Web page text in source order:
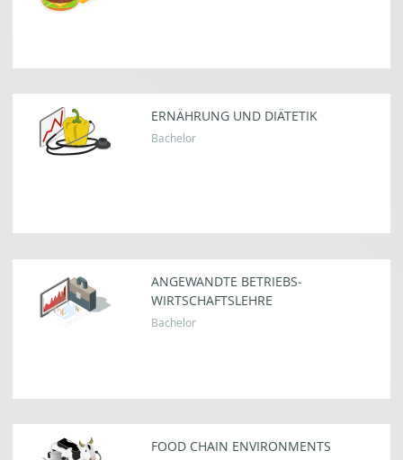
ERNÄHRUNG UND DIÄTETIK
Bachelor
ANGEWANDTE BETRIEBS­
WIRTSCHAFTS­LEHRE
Bachelor
FOOD CHAIN ENVIRON­MENTS